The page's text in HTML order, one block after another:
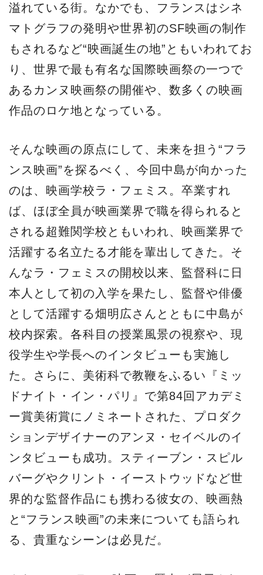
溢れている街。なかでも、フランスはシネ
マトグラフの発明や世界初のSF映画の制作
もされるなど“映画誕生の地”ともいわれてお
り、世界で最も有名な国際映画祭の一つで
あるカンヌ映画祭の開催や、数多くの映画
作品のロケ地となっている。
そんな映画の原点にして、未来を担う“フラ
ンス映画”を探るべく、今回中島が向かった
のは、映画学校ラ・フェミス。卒業すれ
ば、ほぼ全員が映画業界で職を得られると
される超難関学校ともいわれ、映画業界で
活躍する名立たる才能を輩出してきた。そ
んなラ・フェミスの開校以来、監督科に日
本人として初の入学を果たし、監督や俳優
として活躍する畑明広さんとともに中島が
校内探索。各科目の授業風景の視察や、現
役学生や学長へのインタビューも実施し
た。さらに、美術科で教鞭をふるい『ミッ
ドナイト・イン・パリ』で第84回アカデミ
ー賞美術賞にノミネートされた、プロダク
ションデザイナーのアンヌ・セイベルのイ
ンタビューも成功。スティーブン・スピル
バーグやクリント・イーストウッドなど世
界的な監督作品にも携わる彼女の、映画熱
と“フランス映画”の未来についても語られ
る、貴重なシーンは必見だ。